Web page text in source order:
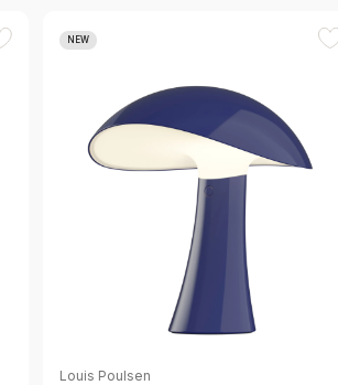
NEW
Louis Poulsen